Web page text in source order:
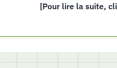
[Pour lire la suite,